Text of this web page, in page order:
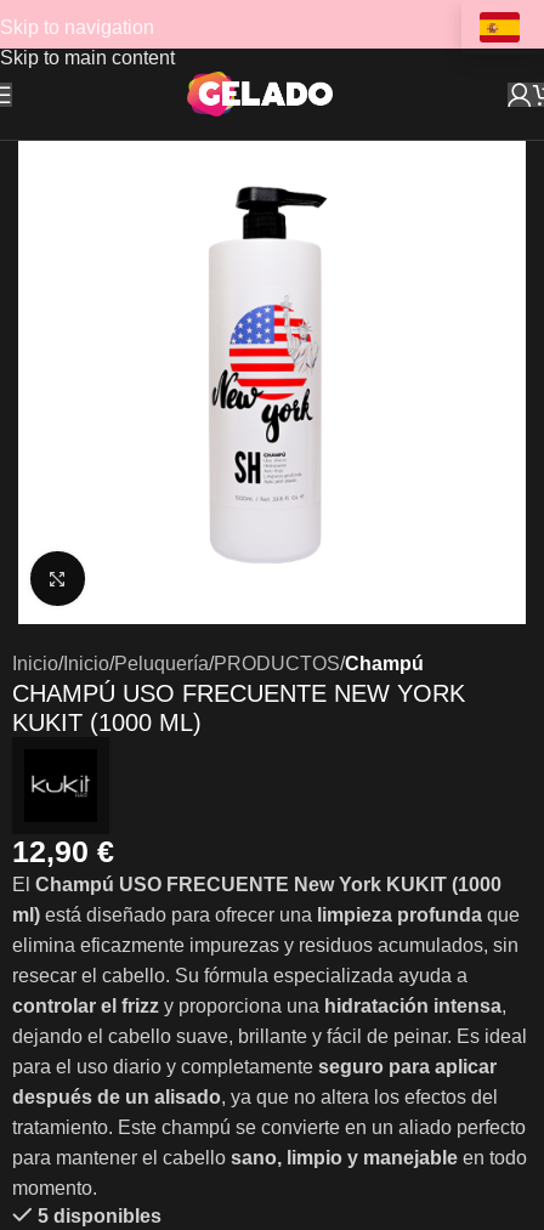
Skip to navigation
Skip to main content
Clic para ampliar
Inicio Inicio Peluquería PRODUCTOS Champú
CHAMPÚ USO FRECUENTE NEW YORK
KUKIT (1000 ML)
12,90 €
El Champú USO FRECUENTE New York KUKIT (1000
ml) está diseñado para ofrecer una limpieza profunda que
elimina eficazmente impurezas y residuos acumulados, sin
resecar el cabello. Su fórmula especializada ayuda a
controlar el frizz y proporciona una hidratación intensa,
dejando el cabello suave, brillante y fácil de peinar. Es ideal
para el uso diario y completamente seguro para aplicar
después de un alisado, ya que no altera los efectos del
tratamiento. Este champú se convierte en un aliado perfecto
para mantener el cabello sano, limpio y manejable en todo
momento.
5 disponibles